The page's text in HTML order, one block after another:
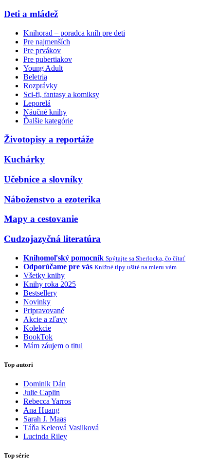
Deti a mládež
Knihorad – poradca kníh pre deti
Pre najmenších
Pre prvákov
Pre pubertiakov
Young Adult
Beletria
Rozprávky
Sci-fi, fantasy a komiksy
Leporelá
Náučné knihy
Ďalšie kategórie
Životopisy a reportáže
Kuchárky
Učebnice a slovníky
Náboženstvo a ezoterika
Mapy a cestovanie
Cudzojazyčná literatúra
Knihomoľský pomocník Spýtajte sa Sherlocka, čo čítať
Odporúčame pre vás Knižné tipy ušité na mieru vám
Všetky knihy
Knihy roka 2025
Bestsellery
Novinky
Pripravované
Akcie a zľavy
Kolekcie
BookTok
Mám záujem o titul
Top autori
Dominik Dán
Julie Caplin
Rebecca Yarros
Ana Huang
Sarah J. Maas
Táňa Keleová Vasilková
Lucinda Riley
Top série